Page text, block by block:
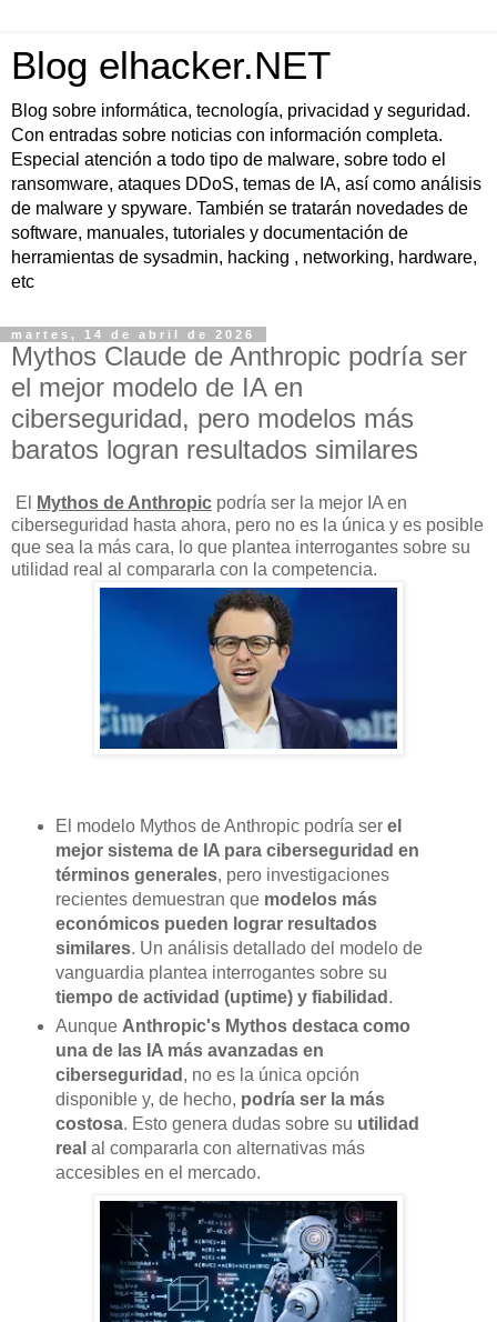
Blog elhacker.NET
Blog sobre informática, tecnología, privacidad y seguridad.
Con entradas sobre noticias con información completa.
Especial atención a todo tipo de malware, sobre todo el
ransomware, ataques DDoS, temas de IA, así como análisis
de malware y spyware. También se tratarán novedades de
software, manuales, tutoriales y documentación de
herramientas de sysadmin, hacking , networking, hardware,
etc
martes, 14 de abril de 2026
Mythos Claude de Anthropic podría ser
el mejor modelo de IA en
ciberseguridad, pero modelos más
baratos logran resultados similares
El Mythos de Anthropic podría ser la mejor IA en
ciberseguridad hasta ahora, pero no es la única y es posible
que sea la más cara, lo que plantea interrogantes sobre su
utilidad real al compararla con la competencia.
El modelo Mythos de Anthropic podría ser el
mejor sistema de IA para ciberseguridad en
términos generales, pero investigaciones
recientes demuestran que modelos más
económicos pueden lograr resultados
similares. Un análisis detallado del modelo de
vanguardia plantea interrogantes sobre su
tiempo de actividad (uptime) y fiabilidad .
Aunque Anthropic's Mythos destaca como
una de las IA más avanzadas en
ciberseguridad , no es la única opción
disponible y, de hecho, podría ser la más
costosa. Esto genera dudas sobre su utilidad
real al compararla con alternativas más
accesibles en el mercado.